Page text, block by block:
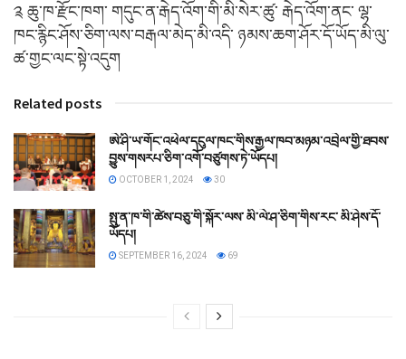
༉ ཆུ་ཁ་རྫོང་ཁག་ གདུང་ན་རྒེད་འོག་གི་མི་སེར་ཚུ་ རྒེད་འོག་ནང་ ལྷ་
ཁང་རྙིང་ཤོས་ཅིག་ལས་བརྒལ་མེད་མི་འདི་ ཉམས་ཆག་ཤོར་དོ་ཡོད་མི་ལུ་
ཚ་གྱང་ལང་སྟེ་འདུག
Related posts
ཨེ་ཤི་ཡ་གོང་འཕེལ་དངུལ་ཁང་གིས་རྒྱལ་ཁབ་མཉམ་འབྲེལ་གྱི་ཐབས་
བྱུས་གསརཔ་ཅིག་འགོ་བཙུགས་ཏེ་ཡོདཔ།
OCTOBER 1, 2024 30
སྤུ་ན་ཁ་གི་ཚེས་བཅུ་གི་སྐོར་ལས་ མི་ལེ་ཤ་ཅིག་གིས་རང་ མི་ཤེས་དོ་
ཡོདཔ།
SEPTEMBER 16, 2024 69